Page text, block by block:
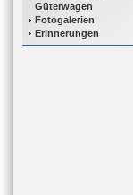
Güterwagen
Fotogalerien
Erinnerungen